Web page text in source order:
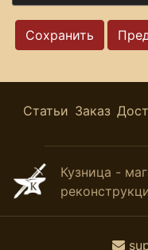
Статьи Заказ
Кузница -